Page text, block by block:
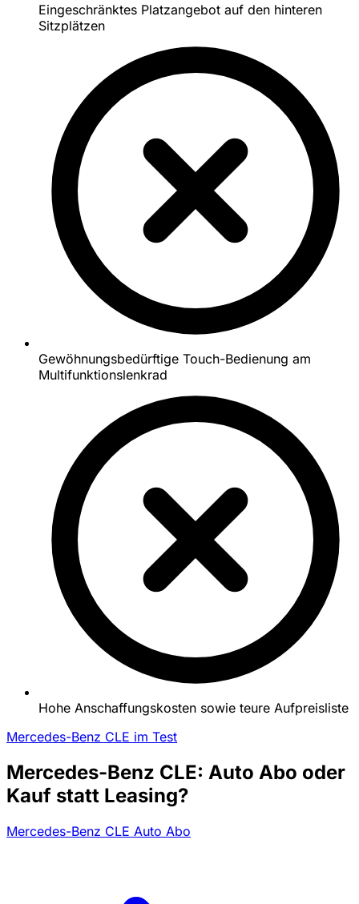
Eingeschränktes Platzangebot auf den hinteren
Sitzplätzen
Gewöhnungsbedürftige Touch-Bedienung am
Multifunktionslenkrad
Hohe Anschaffungskosten sowie teure Aufpreisliste
Mercedes-Benz CLE im Test
Mercedes-Benz CLE: Auto Abo oder
Kauf statt Leasing?
Mercedes-Benz CLE Auto Abo